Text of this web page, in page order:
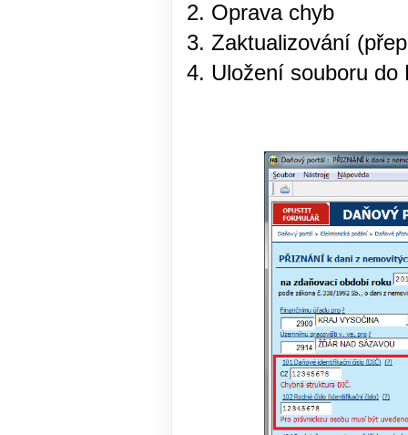
Oprava chyb
Zaktualizování
Uložení souboru do